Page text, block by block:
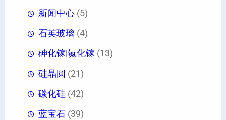
新闻中心 (5)
石英玻璃 (4)
砷化镓|氮化镓 (13)
硅晶圆 (21)
碳化硅 (42)
蓝宝石 (39)